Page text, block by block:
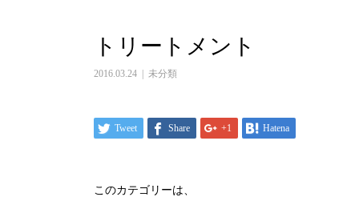
トリートメント
2016.03.24 未分類
Tweet Share +1 Hatena
このカテゴリーは、